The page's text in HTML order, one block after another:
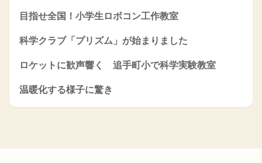
目指せ全国！小学生ロボコン工作教室
科学クラブ「プリズム」が始まりました
ロケットに歓声響く 追手町小で科学実験教室
温暖化する様子に驚き